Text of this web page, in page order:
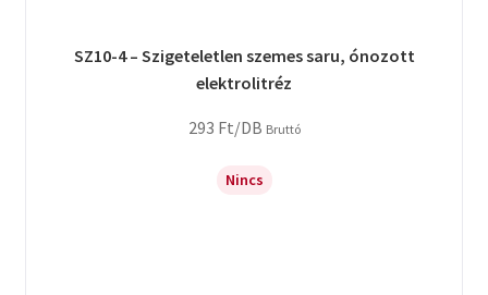
SZ10-4 – Szigeteletlen szemes saru, ónozott
elektrolitréz
293 Ft/DB Bruttó
Nincs